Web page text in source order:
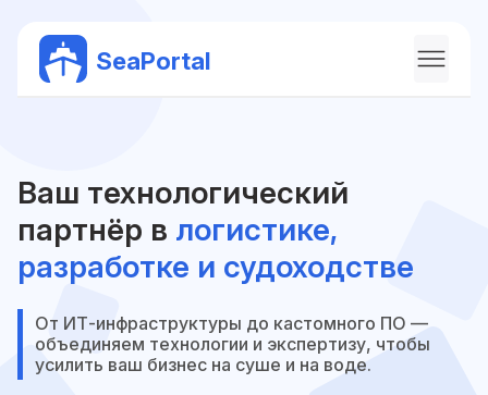
SeaPortal
Ваш технологический
партнёр в логистике,
разработке и судоходстве
От ИТ-инфраструктуры до кастомного ПО —
объединяем технологии и экспертизу, чтобы
усилить ваш бизнес на суше и на воде.